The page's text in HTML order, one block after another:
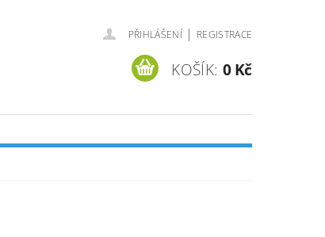
PŘIHLÁŠENÍ | REGISTRACE
KOŠÍK: 0 Kč